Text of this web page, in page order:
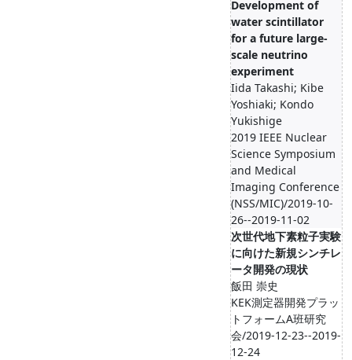
Development of
water scintillator
for a future large-
scale neutrino
experiment
Iida Takashi; Kibe
Yoshiaki; Kondo
Yukishige
2019 IEEE Nuclear
Science Symposium
and Medical
Imaging Conference
(NSS/MIC)/2019-10-
26--2019-11-02
次世代地下素粒子実験
に向けた新規シンチレ
ータ開発の現状
飯田 崇史
KEK測定器開発プラッ
トフォームA班研究
会/2019-12-23--2019-
12-24